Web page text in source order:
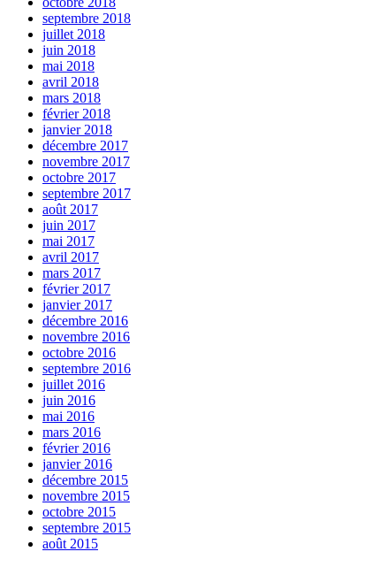
septembre 2018
juillet 2018
juin 2018
mai 2018
avril 2018
mars 2018
février 2018
janvier 2018
décembre 2017
novembre 2017
octobre 2017
septembre 2017
août 2017
juin 2017
mai 2017
avril 2017
mars 2017
février 2017
janvier 2017
décembre 2016
novembre 2016
octobre 2016
septembre 2016
juillet 2016
juin 2016
mai 2016
mars 2016
février 2016
janvier 2016
décembre 2015
novembre 2015
octobre 2015
septembre 2015
août 2015